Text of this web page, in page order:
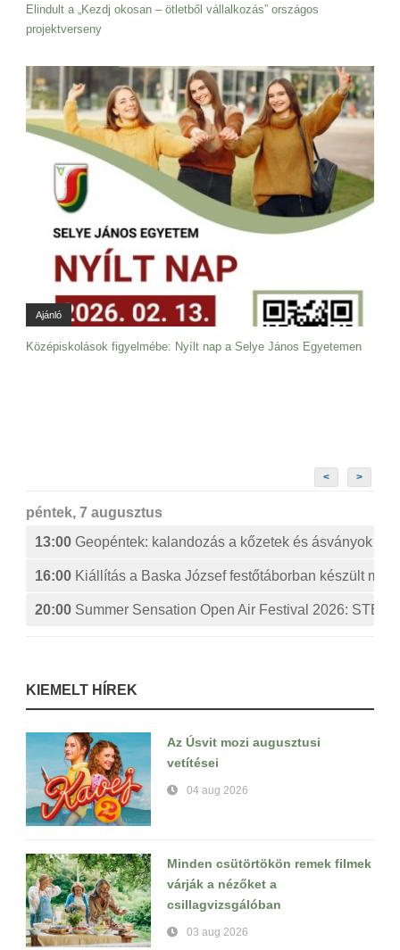
Elindult a „Kezdj okosan – ötletből vállalkozás” országos
projektverseny
Ajánló
Középiskolások figyelmébe: Nyílt nap a Selye János Egyetemen
< >
péntek, 7 augusztus
13:00 Geopéntek: kalandozás a kőzetek és ásványok
16:00 Kiállítás a Baska József festőtáborban készült
20:00 Summer Sensation Open Air Festival 2026:
KIEMELT HÍREK
Az Úsvit mozi augusztusi
vetítései
04 aug 2026
Minden csütörtökön remek filmek
várják a nézőket a
csillagvizsgálóban
03 aug 2026